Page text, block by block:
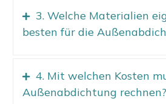
3. Welche Materialien
besten für die
4. Mit welchen Kosten
Außenabdichtung rechnen?